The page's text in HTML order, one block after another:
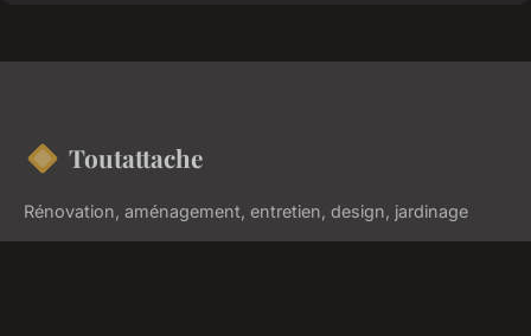
Toutattache
Rénovation, aménagement, entretien, design, jardinage